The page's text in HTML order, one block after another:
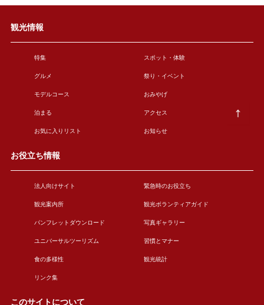
観光情報
特集 スポット・体験
グルメ 祭り・イベント
モデルコース おみやげ
泊まる アクセス
お気に入りリスト お知らせ
お役立ち情報
法人向けサイト 緊急時のお役立ち
観光案内所 観光ボランティアガイド
パンフレットダウンロード 写真ギャラリー
ユニバーサルツーリズム 習慣とマナー
食の多様性 観光統計
リンク集
このサイトについて